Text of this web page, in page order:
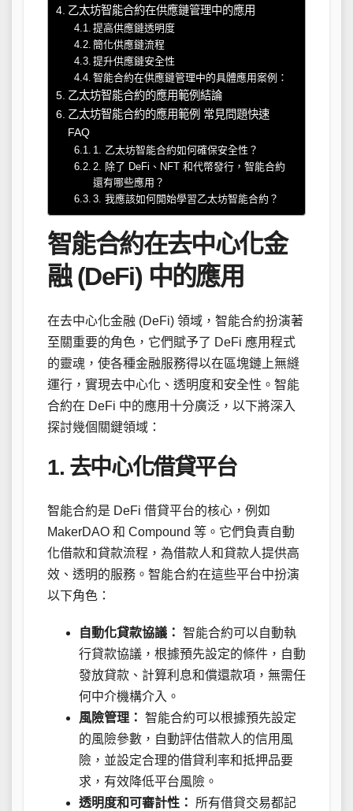
乙太坊智能合約在供應鏈管理中的應用
提高供應鏈透明度
簡化供應鏈流程
提升供應鏈安全性
智能合約在供應鏈管理中的具體應用案例：
乙太坊智能合約的應用範例結論
乙太坊智能合約的應用範例 常見問題快速
FAQ
1. 乙太坊智能合約如何確保安全性？
2. 除了 DeFi、NFT 和代幣發行，智能合約
還有哪些應用？
3. 我應該如何開始學習乙太坊智能合約？
智能合約在去中心化金
融 (DeFi) 中的應用
在去中心化金融 (DeFi) 領域，智能合約扮演著
至關重要的角色，它們賦予了 DeFi 應用程式
的靈魂，使各種金融服務得以在區塊鏈上無縫
運行，實現去中心化、透明度和安全性。智能
合約在 DeFi 中的應用十分廣泛，以下將深入
探討幾個關鍵領域：
1. 去中心化借貸平台
智能合約是 DeFi 借貸平台的核心，例如
MakerDAO 和 Compound 等。它們負責自動
化借款和貸款流程，為借款人和貸款人提供高
效、透明的服務。智能合約在這些平台中扮演
以下角色：
自動化貸款協議： 智能合約可以自動執
行貸款協議，根據預先設定的條件，自動
發放貸款、計算利息和償還款項，無需任
何中介機構介入。
風險管理： 智能合約可以根據預先設定
的風險參數，自動評估借款人的信用風
險，並設定合理的借貸利率和抵押品要
求，有效降低平台風險。
透明度和可審計性：
所有借貸交易都記